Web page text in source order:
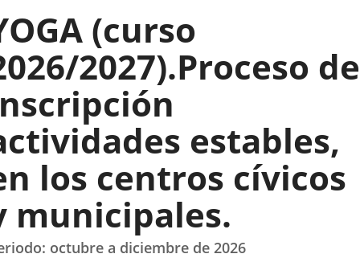
(curso
2027).Proceso de
estables,
los centros cívicos
municipales.
octubre a diciembre de 2026